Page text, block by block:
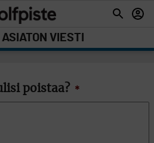
ASIATON VIESTI
poistaa? *